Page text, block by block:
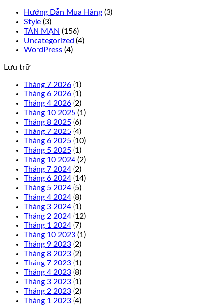
Hướng Dẫn Mua Hàng (3)
Style (3)
TẢN MẠN (156)
Uncategorized (4)
WordPress (4)
Lưu trữ
Tháng 7 2026 (1)
Tháng 6 2026 (1)
Tháng 4 2026 (2)
Tháng 10 2025 (1)
Tháng 8 2025 (6)
Tháng 7 2025 (4)
Tháng 6 2025 (10)
Tháng 5 2025 (1)
Tháng 10 2024 (2)
Tháng 7 2024 (2)
Tháng 6 2024 (14)
Tháng 5 2024 (5)
Tháng 4 2024 (8)
Tháng 3 2024 (1)
Tháng 2 2024 (12)
Tháng 1 2024 (7)
Tháng 10 2023 (1)
Tháng 9 2023 (2)
Tháng 8 2023 (2)
Tháng 7 2023 (1)
Tháng 4 2023 (8)
Tháng 3 2023 (1)
Tháng 2 2023 (2)
Tháng 1 2023 (4)